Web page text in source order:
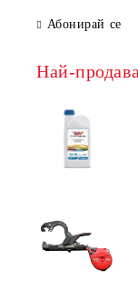
Абонирай се
Най-